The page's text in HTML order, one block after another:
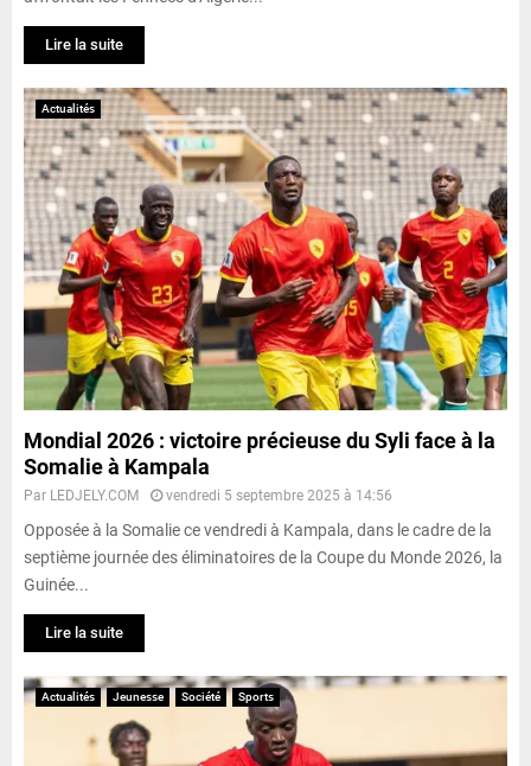
Lire la suite
Actualités
Mondial 2026 : victoire précieuse du Syli face à la
Somalie à Kampala
Par LEDJELY.COM vendredi 5 septembre 2025 à 14:56
Opposée à la Somalie ce vendredi à Kampala, dans le cadre de la
septième journée des éliminatoires de la Coupe du Monde 2026, la
Guinée...
Lire la suite
Actualités Jeunesse Société Sports